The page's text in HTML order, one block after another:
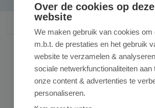
Gerelateerde
Over de cookies op deze
website
We maken gebruik van cookies om
m.b.t. de prestaties en het gebruik
website te verzamelen &
sociale netwerkfunctionaliteiten aan
onze content & advertenties te
personaliseren.